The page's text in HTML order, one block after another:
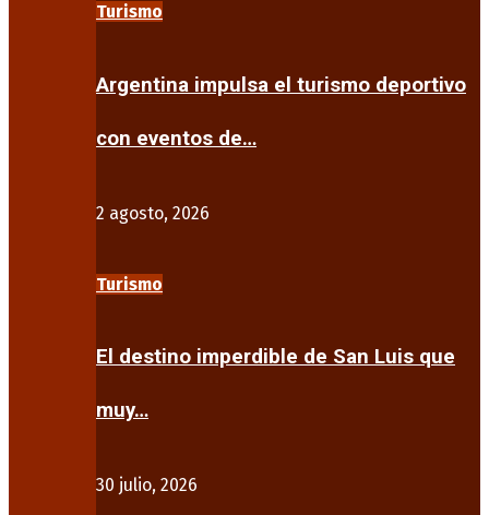
Turismo
Argentina impulsa el turismo deportivo
con eventos de…
2 agosto, 2026
Turismo
El destino imperdible de San Luis que
muy…
30 julio, 2026